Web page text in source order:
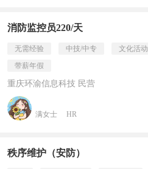
消防监控员220/天
无需经验 中技/中专 文化活动
带薪年假
重庆环渝信息科技 民营
满女士 HR
秩序维护（安防）